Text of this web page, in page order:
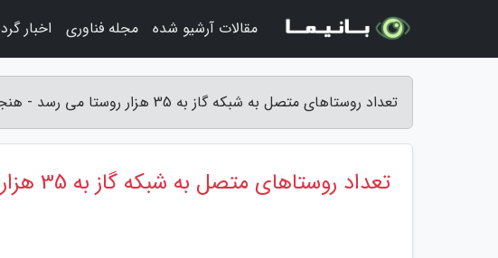
تعداد روستاهای متصل به شبکه گاز به 35 هزار روستا می رسد - هنجس بلاگ
تعداد روستاهای متصل به شبکه گاز به 35 هزار روستا می رسد
مقالات آرشیو شده مجله فناوری اخبار